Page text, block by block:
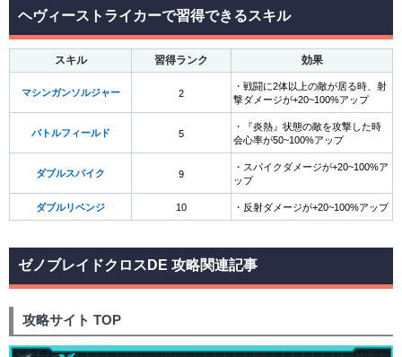
ヘヴィーストライカーで習得できるスキル
スキル 習得ランク 効果
マシンガンソルジャー 2
・戦闘に2体以上の敵が居る時、射
撃ダメージが+20~100%アップ
バトルフィールド 5
・『炎熱』状態の敵を攻撃した時
会心率が50~100%アップ
ダブルスパイク 9
・スパイクダメージが+20~100%ア
ップ
ダブルリベンジ 10 ・反射ダメージが+20~100%アップ
ゼノブレイドクロスDE 攻略関連記事
攻略サイト TOP